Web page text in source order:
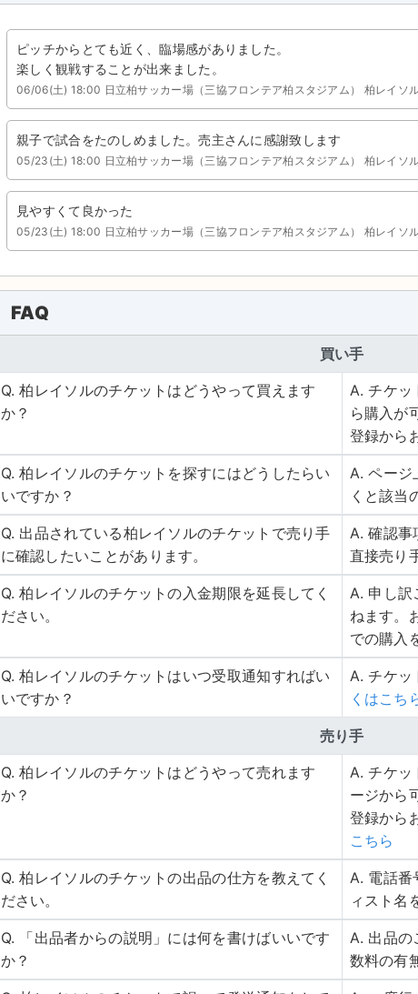
ピッチからとても近く、臨場感がありました。
楽しく観戦することが出来ました。
06/06(土) 18:00 日立柏サッカー場（三協フロンテア柏スタジアム） 柏レイソ
親子で試合をたのしめました。売主さんに感謝致します
05/23(土) 18:00 日立柏サッカー場（三協フロンテア柏スタジアム） 柏レイソ
見やすくて良かった
05/23(土) 18:00 日立柏サッカー場（三協フロンテア柏スタジアム） 柏レイソ
FAQ
買い手
Q. 柏レイソルのチケットはどうやって買えます
か？
A. チケッ
ら購入が
登録から
Q. 柏レイソルのチケットを探すにはどうしたらい
いですか？
A. ページ
くと該当
Q. 出品されている柏レイソルのチケットで売り手
に確認したいことがあります。
A. 確認事
直接売り
Q. 柏レイソルのチケットの入金期限を延長してく
ださい。
A. 申し訳
ねます。
での購入
Q. 柏レイソルのチケットはいつ受取通知すればい
いですか？
A. チケッ
くはこち
売り手
Q. 柏レイソルのチケットはどうやって売れます
か？
A. チケッ
ージから
登録から
こちら
Q. 柏レイソルのチケットの出品の仕方を教えてく
ださい。
A. 電話番
ィスト名
Q. 「出品者からの説明」には何を書けばいいです
か？
A. 出品の
数料の有